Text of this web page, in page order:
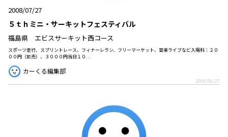
2008/07/27
５ｔｈミニ・サーキットフェスティバル
福島県 エビスサーキット西コース
スポーツ走行、スプリントレース、フィナーレラン、フリーマーケット、音楽ライブなど入場料：２０
００円（前売）、３０００円当日１０...
カーくる編集部
2008/06/27